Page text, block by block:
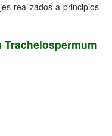
realizados a principios